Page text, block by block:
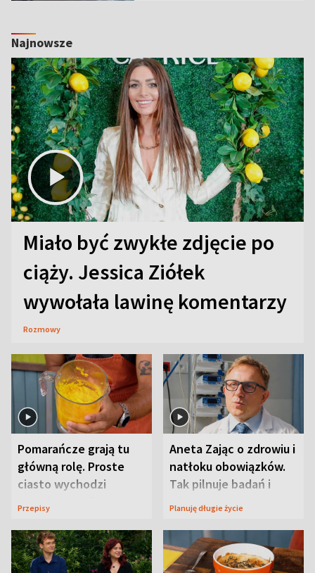
Najnowsze
Miało być zwykłe zdjęcie po
ciąży. Jessica Ziółek
wywołała lawinę komentarzy
Rozmowy
Pomarańcze grają tu
główną rolę. Proste
ciasto wychodzi
wyjątkowo wilgotne
Przepisy
Aneta Zając o zdrowiu i
natłoku obowiązków.
Tak pilnuje badań i
wizyt
Planuję długie życie